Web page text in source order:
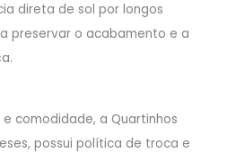
direta de sol por longos
preservar o acabamento e a
comodidade, a Quartinhos
possui política de troca e